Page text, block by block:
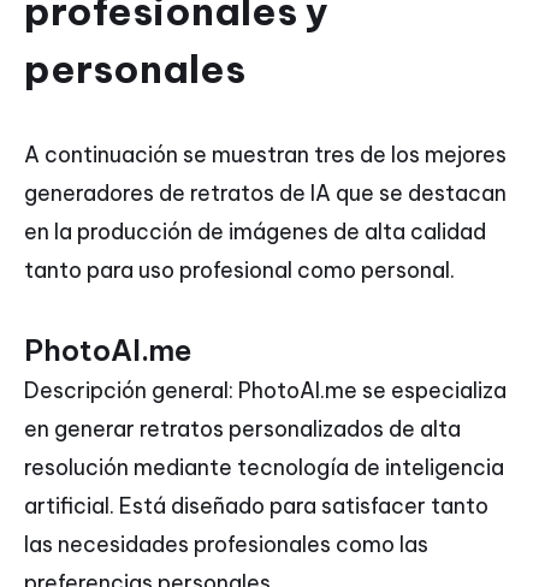
profesionales y
personales
A continuación se muestran tres de los mejores
generadores de retratos de IA que se destacan
en la producción de imágenes de alta calidad
tanto para uso profesional como personal.
PhotoAI.me
Descripción general: PhotoAI.me se especializa
en generar retratos personalizados de alta
resolución mediante tecnología de inteligencia
artificial. Está diseñado para satisfacer tanto
las necesidades profesionales como las